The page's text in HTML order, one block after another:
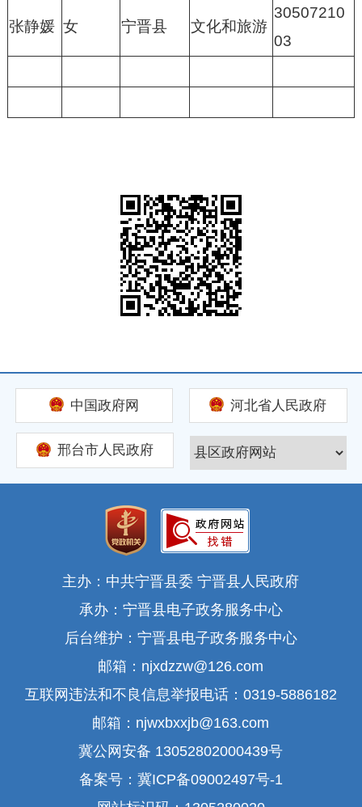
张静媛 女 宁晋县 文化和旅游
30507210
03
中国政府网 河北省人民政府
邢台市人民政府
主办：中共宁晋县委 宁晋县人民政府
承办：宁晋县电子政务服务中心
后台维护：宁晋县电子政务服务中心
邮箱：njxdzzw@126.com
互联网违法和不良信息举报电话：0319-5886182
邮箱：njwxbxxjb@163.com
冀公网安备 13052802000439号
备案号：冀ICP备09002497号-1